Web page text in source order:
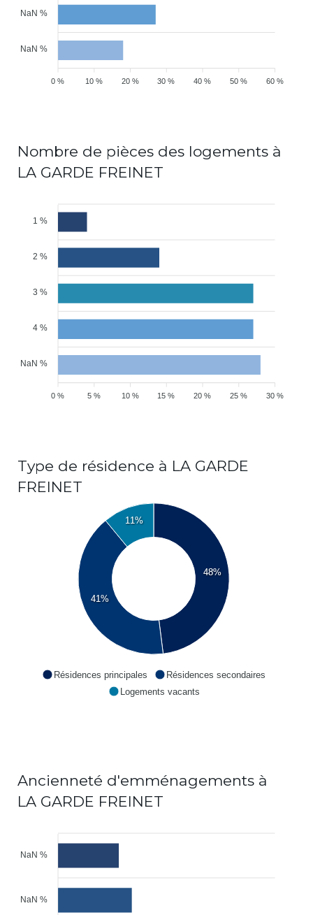
NaN %
NaN %
60 %
50 %
40 %
30 %
20 %
10 %
0 %
Nombre de pièces des logements à
LA GARDE FREINET
1 %
2 %
3 %
4 %
NaN %
30 %
25 %
20 %
15 %
10 %
5 %
0 %
Type de résidence à LA GARDE
FREINET
48%
41%
11%
Résidences principales
Résidences secondaires
Logements vacants
Ancienneté d'emménagements à
LA GARDE FREINET
NaN %
NaN %